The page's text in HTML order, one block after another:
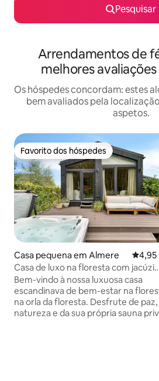
Pesquisar
Arrendamentos de
melhores
Os hóspedes concordam: estes
bem avaliados pela
aspetos.
Favorito dos hóspedes
Favorito dos hóspedes
Casa pequena em Almere
4,95
Casa de luxo na floresta com jacúzi
privado, sauna e ar condicionado
Bem-vindo à nossa luxuosa casa
escandinava de bem-estar na
na orla da floresta. Desfrute de paz,
natureza e da sua própria sauna